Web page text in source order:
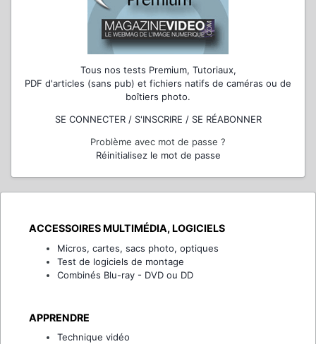
Tous nos tests Premium, Tutoriaux,
PDF d'articles (sans pub) et fichiers natifs de caméras ou de
boîtiers photo.
SE CONNECTER / S'INSCRIRE / SE RÉABONNER
Problème avec mot de passe ?
Réinitialisez le mot de passe
ACCESSOIRES MULTIMÉDIA, LOGICIELS
Micros, cartes, sacs photo, optiques
Test de logiciels de montage
Combinés Blu-ray - DVD ou DD
APPRENDRE
Technique vidéo